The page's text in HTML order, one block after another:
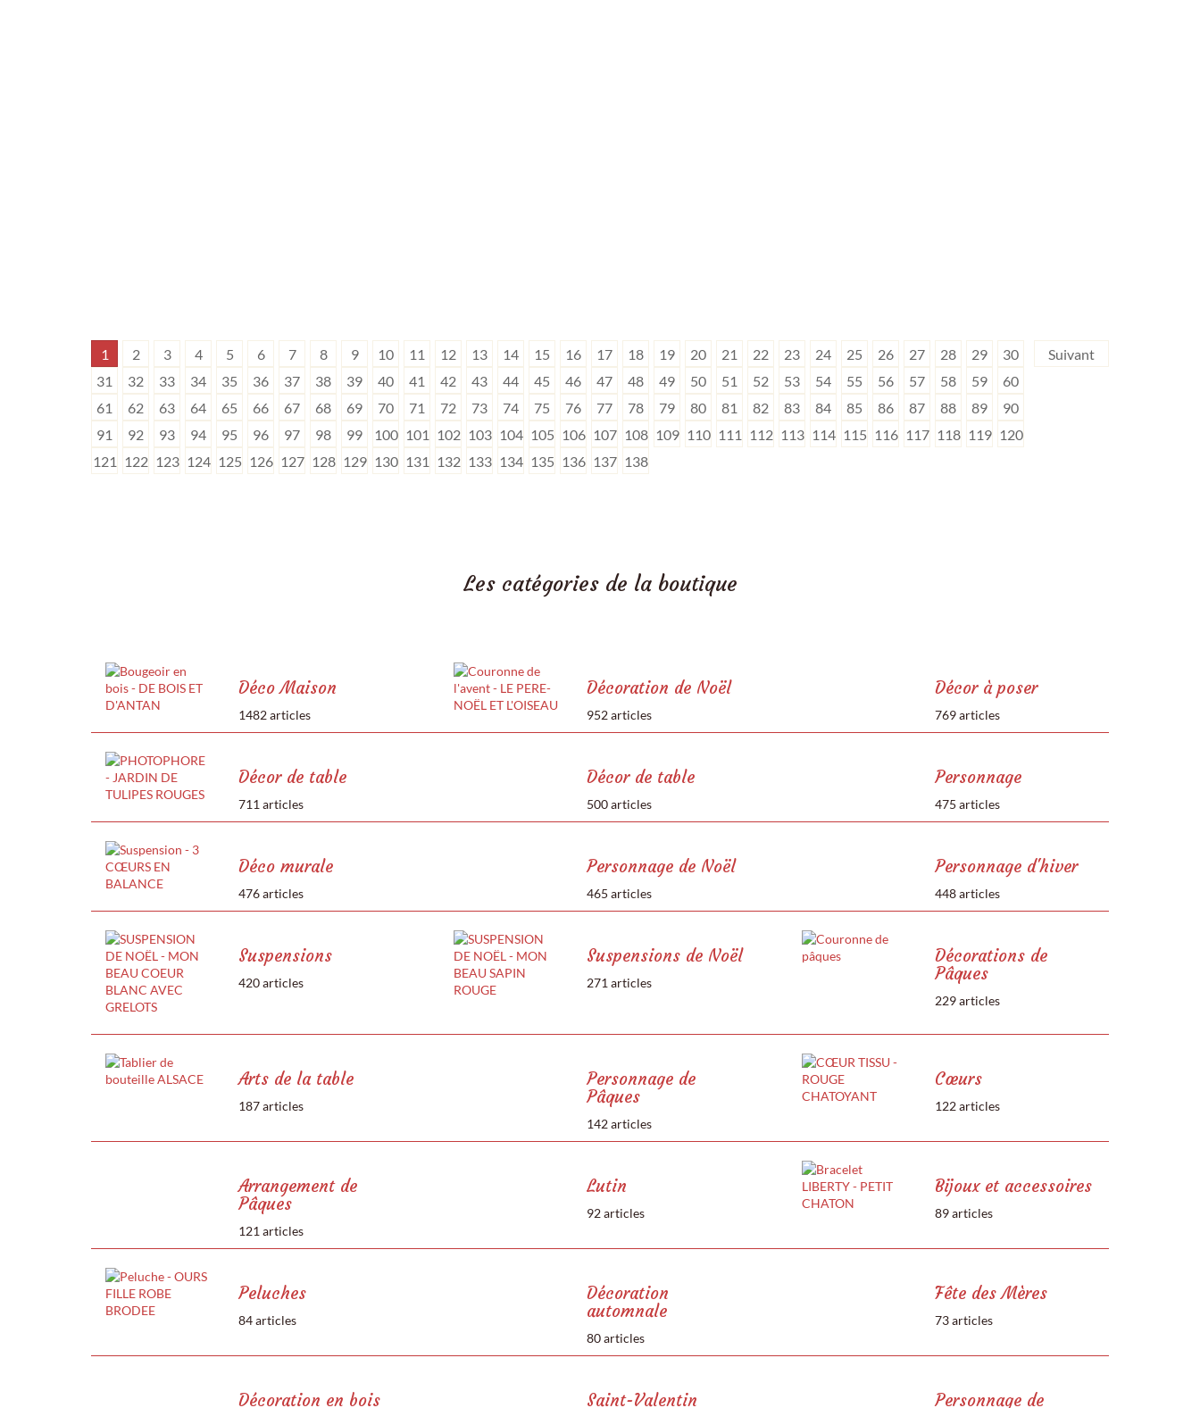
1 2 3 4 5 6 7 8 9 10 11 12 13 14 15 16 17 18 19 20 21 22 23 24 25 26 27 28 29
30
31
32 33 34 35 36 37 38 39 40 41 42 43 44 45 46 47 48 49 50 51 52 53 54 55 56 57 58 59
60
61
62 63 64 65 66 67 68 69 70 71 72 73 74 75 76 77 78 79 80 81 82 83 84 85 86 87 88 89
90
91
92 93 94 95 96 97 98 99 100 101 102 103 104 105 106 107 108 109 110 111 112 113 114 115 116 117 118 119 120
121
122 123 124 125 126 127 128 129 130 131 132 133 134 135 136 137 138
Suivant
Les catégories de la boutique
Déco Maison
1482 articles
Décoration de Noël
952 articles
Décor à poser
769 articles
Décor de table
711 articles
Décor de table
500 articles
Personnage
475 articles
Déco murale
476 articles
Personnage de Noël
465 articles
Personnage d'hiver
448 articles
Suspensions
420 articles
Suspensions de Noël
271 articles
Décorations de
Pâques
229 articles
Arts de la table
187 articles
Personnage de
Pâques
142 articles
Cœurs
122 articles
Arrangement de
Pâques
121 articles
Lutin
92 articles
Bijoux et accessoires
89 articles
Peluches
84 articles
Décoration
automnale
80 articles
Fête des Mères
73 articles
Décoration en bois
Saint-Valentin
Personnage de